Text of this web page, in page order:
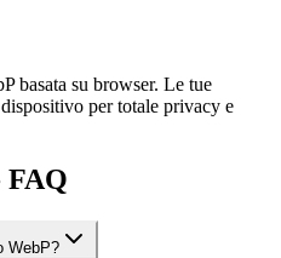
basata su browser. Le tue
per totale privacy e
FAQ
WebP?